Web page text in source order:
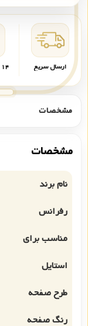
ارسال سریع
مشخصات
مشخصات
نام برند
رفرانس
مناسب برای
استایل
طرح صفحه
رنگ صفحه